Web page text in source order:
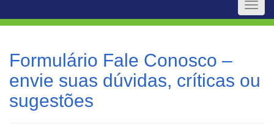
Toggle
Formulário Fale Conosco –
envie suas dúvidas, críticas ou
sugestões